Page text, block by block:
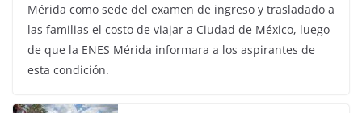
Mérida como sede del examen de ingreso y trasladado a
las familias el costo de viajar a Ciudad de México, luego
de que la ENES Mérida informara a los aspirantes de
esta condición.